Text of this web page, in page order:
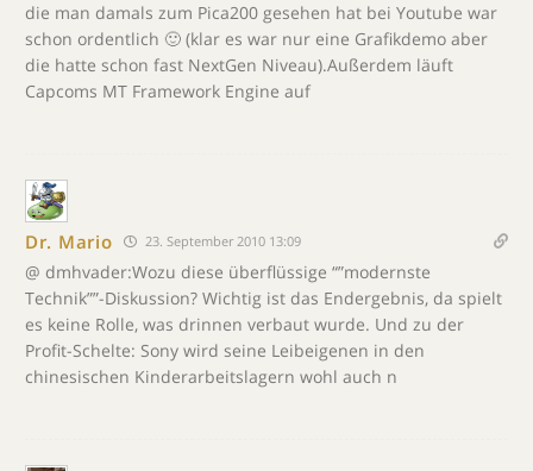
die man damals zum Pica200 gesehen hat bei Youtube war
schon ordentlich 🙂 (klar es war nur eine Grafikdemo aber
die hatte schon fast NextGen Niveau).Außerdem läuft
Capcoms MT Framework Engine auf
Dr. Mario 23. September 2010 13:09
@ dmhvader:Wozu diese überflüssige “”modernste
Technik””-Diskussion? Wichtig ist das Endergebnis, da spielt
es keine Rolle, was drinnen verbaut wurde. Und zu der
Profit-Schelte: Sony wird seine Leibeigenen in den
chinesischen Kinderarbeitslagern wohl auch n